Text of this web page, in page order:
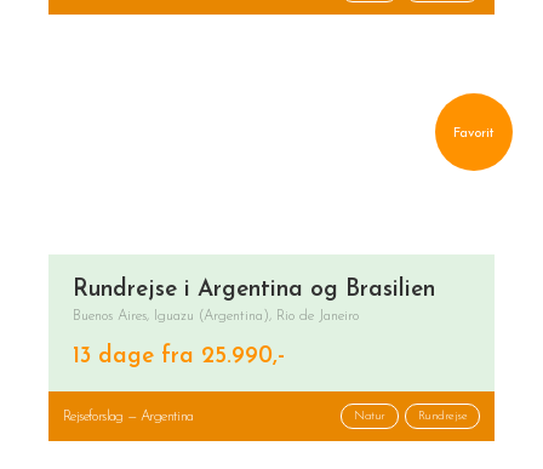
Favorit
Rundrejse i Argentina og Brasilien
Buenos Aires, Iguazu (Argentina), Rio de Janeiro
13 dage fra 25.990,-
Rejseforslag — Argentina Natur Rundrejse